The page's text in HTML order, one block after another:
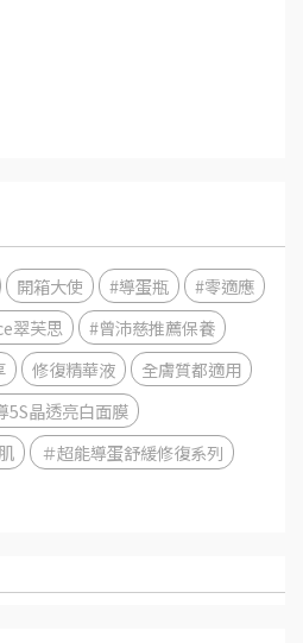
開箱大使 #導蛋瓶
#零適應
翠芙思
#曾沛慈推薦保養
修復精華液
全膚質都適用
5S晶透亮白面膜
＃超能導蛋舒緩修復系列